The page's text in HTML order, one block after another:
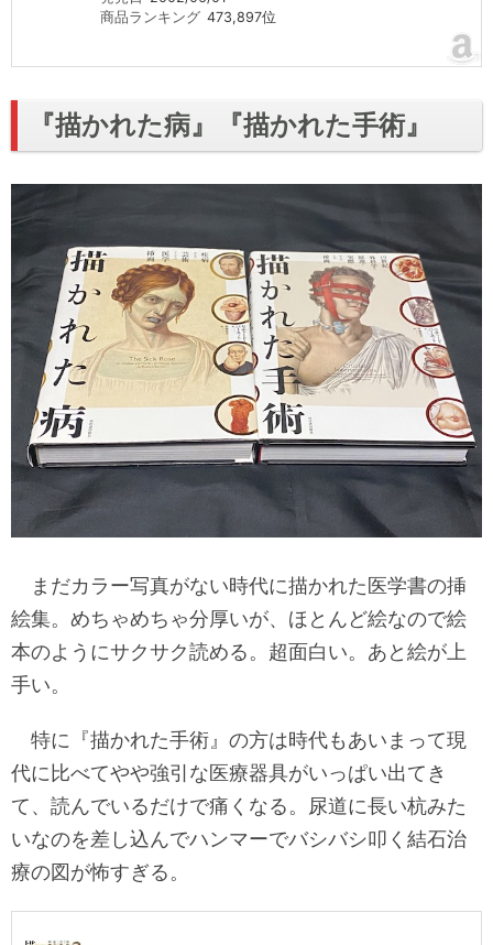
商品ランキング 473,897位
『描かれた病』『描かれた手術』
まだカラー写真がない時代に描かれた医学書の挿
絵集。めちゃめちゃ分厚いが、ほとんど絵なので絵
本のようにサクサク読める。超面白い。あと絵が上
手い。
特に『描かれた手術』の方は時代もあいまって現
代に比べてやや強引な医療器具がいっぱい出てき
て、読んでいるだけで痛くなる。尿道に長い杭みた
いなのを差し込んでハンマーでバシバシ叩く結石治
療の図が怖すぎる。